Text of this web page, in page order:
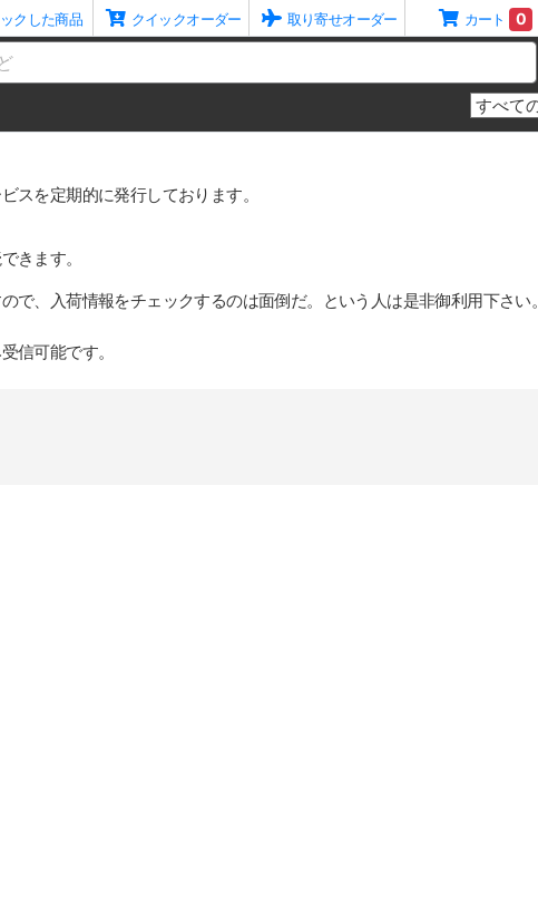
クした商品 クイックオーダー 取り寄せオーダー カート 0
スを定期的に発行しております。
きます。
で、入荷情報をチェックするのは面倒だ。という人は是非御利用下さい。
信可能です。